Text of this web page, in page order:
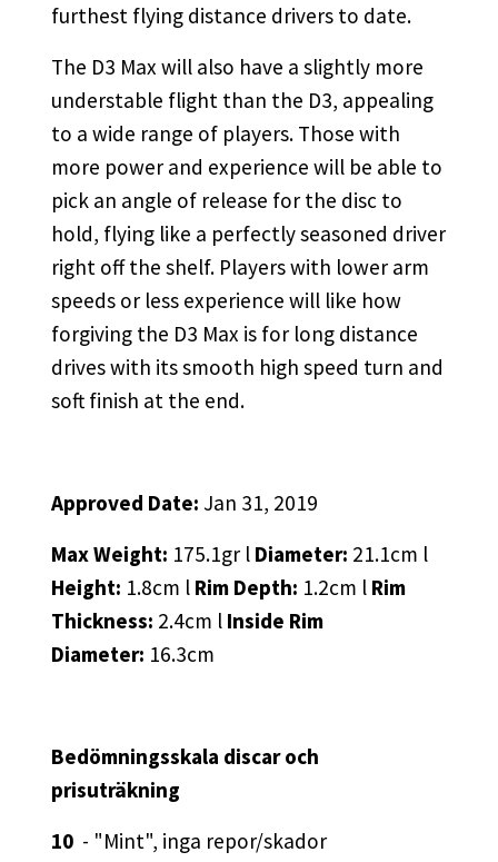
furthest flying distance drivers to date.
The D3 Max will also have a slightly more
understable flight than the D3, appealing
to a wide range of players. Those with
more power and experience will be able to
pick an angle of release for the disc to
hold, flying like a perfectly seasoned driver
right off the shelf. Players with lower arm
speeds or less experience will like how
forgiving the D3 Max is for long distance
drives with its smooth high speed turn and
soft finish at the end.
Approved Date: Jan 31, 2019
Max Weight: 175.1gr l Diameter: 21.1cm l
Height: 1.8cm l Rim Depth: 1.2cm l Rim
Thickness: 2.4cm l Inside Rim
Diameter: 16.3cm
Bedömningsskala discar och
prisuträkning
10 - "Mint", inga repor/skador